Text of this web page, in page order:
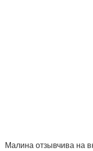
Малина отзывчива на